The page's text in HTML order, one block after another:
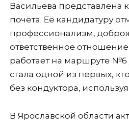
Васильева представлена
почёта. Её кандидатуру
профессионализм,
ответственное
работает на маршруте №6
стала одной из первых,
без кондуктора,
В Ярославской области